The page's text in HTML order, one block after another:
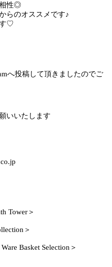
相性◎
らのオススメです♪
す♡
へ投稿して頂きましたのでご
いいたします
Tower＞
＞
Basket Selection＞